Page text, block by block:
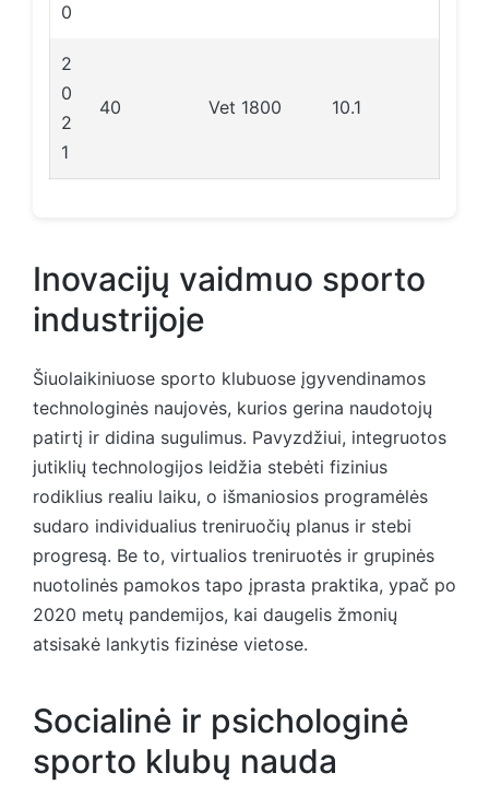
0
2
0
2
1
40 Vet 1800 10.1
Inovacijų vaidmuo sporto
industrijoje
Šiuolaikiniuose sporto klubuose įgyvendinamos
technologinės naujovės, kurios gerina naudotojų
patirtį ir didina sugulimus. Pavyzdžiui, integruotos
jutiklių technologijos leidžia stebėti fizinius
rodiklius realiu laiku, o išmaniosios programėlės
sudaro individualius treniruočių planus ir stebi
progresą. Be to, virtualios treniruotės ir grupinės
nuotolinės pamokos tapo įprasta praktika, ypač po
2020 metų pandemijos, kai daugelis žmonių
atsisakė lankytis fizinėse vietose.
Socialinė ir psichologinė
sporto klubų nauda